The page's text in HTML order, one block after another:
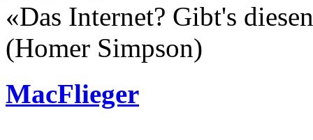
«Das Internet? Gibt's
(Homer Simpson)
MacFlieger